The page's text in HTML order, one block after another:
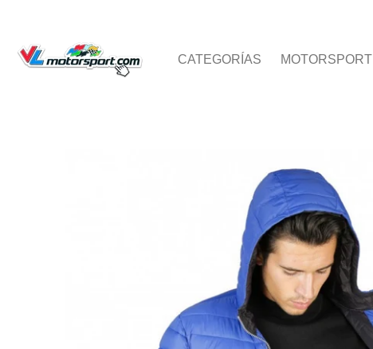
CATEGORÍAS MOTORSPORT